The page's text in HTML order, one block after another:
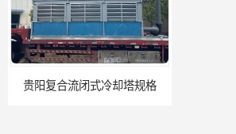
塔规格 呼和浩特水箱定制定制